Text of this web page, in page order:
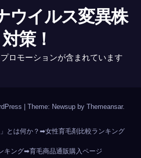
ウイルス変異株
対策！
ロモーションが含まれています
Theme: Newsup by Themeansar.
とは何か？➡女性育毛剤比較ランキング
キング➡育毛商品通販購入ページ